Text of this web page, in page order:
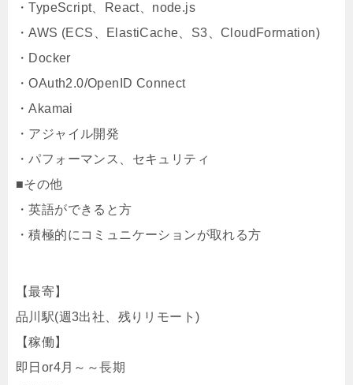
・TypeScript、React、node.js
・AWS (ECS、ElastiCache、S3、CloudFormation)
・Docker
・OAuth2.0/OpenID Connect
・Akamai
・アジャイル開発
・パフォーマンス、セキュリティ
■その他
・英語ができると方
・積極的にコミュニケーションが取れる方
【最寄】
品川駅(週3出社、残りリモート)
【稼働】
即日or4月～～長期